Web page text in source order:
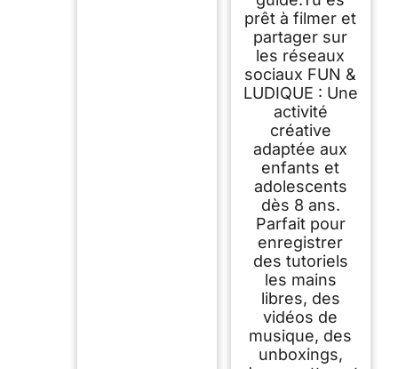
prêt à filmer et
partager sur
les réseaux
sociaux FUN &
LUDIQUE : Une
activité
créative
adaptée aux
enfants et
adolescents
dès 8 ans.
Parfait pour
enregistrer
des tutoriels
les mains
libres, des
vidéos de
musique, des
unboxings,